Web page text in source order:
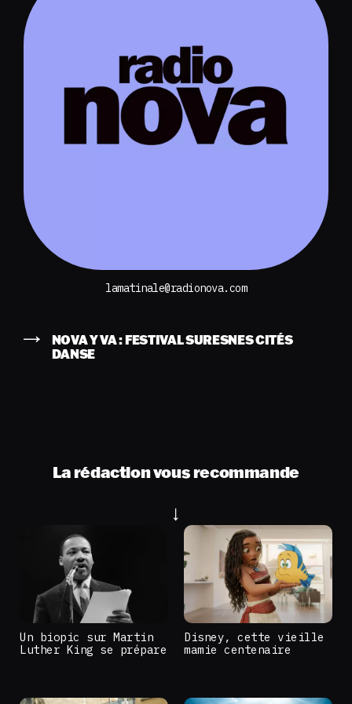
lamatinale@radionova.com
NOVA Y VA : FESTIVAL SURESNES CITÉS
DANSE
La rédaction vous recommande
Un biopic sur Martin
Luther King se prépare
Disney, cette vieille
mamie centenaire